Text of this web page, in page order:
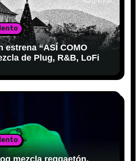
estrena “ASÍ COMO
de Plug, R&B, LoFi
mezcla reggaetón,